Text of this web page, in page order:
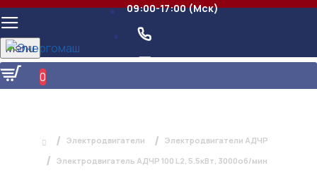
09:00-17:00 (Мск)
Menu
0
Электродвигатели
Электродвигатели АДЧР
Электродвигатель АДЧР 100 L2, 5.5кВт, 3000об/мин